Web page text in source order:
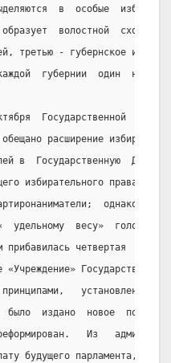
в  особые
образует  волостной
третью - губернское
губернии  один
Государственной   Думе
расширение
в  Государственную  Думу
избирательного права ( в
однако  это
удельному  весу»  голосов
прибавилась четвертая  -
издано  новое
Из
будущего парламента,